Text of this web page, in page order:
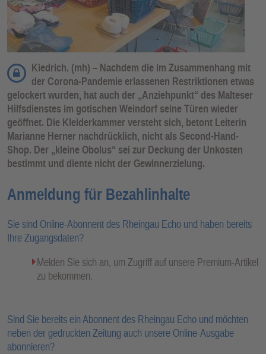
Kiedrich. (mh) – Nachdem die im Zusammenhang mit
der Corona-Pandemie erlassenen Restriktionen etwas
gelockert wurden, hat auch der „Anziehpunkt“ des Malteser
Hilfsdienstes im gotischen Weindorf seine Türen wieder
geöffnet. Die Kleiderkammer versteht sich, betont Leiterin
Marianne Herner nachdrücklich, nicht als Second-Hand-
Shop. Der „kleine Obolus“ sei zur Deckung der Unkosten
bestimmt und diente nicht der Gewinnerzielung.
Anmeldung für Bezahlinhalte
Sie sind Online-Abonnent des Rheingau Echo und haben bereits
Ihre Zugangsdaten?
Melden Sie sich an, um Zugriff auf unsere Premium-Artikel
zu bekommen.
Sind Sie bereits ein Abonnent des Rheingau Echo und möchten
neben der gedruckten Zeitung auch unsere Online-Ausgabe
abonnieren?